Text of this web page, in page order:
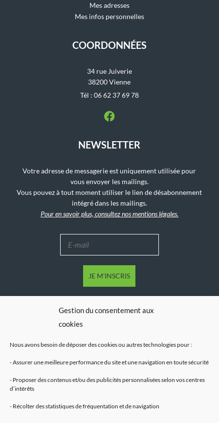
Gestion du consentement aux
cookies
Nous avons besoin de déposer des cookies ou autres technologies pour :
- Assurer une meilleure performance du site et une navigation en toute sécurité
- Proposer des contenus et/ou des publicités personnalisées selon vos centres
d’intérêts
- Récolter des statistiques de fréquentation et de navigation
Mes adresses
Mes infos personnelles
COORDONNÉES
34 rue Juiverie
38200 Vienne
Tél : 06 62 37 69 78
NEWSLETTER
Votre adresse de messagerie est uniquement utilisée pour
vous envoyer les mailings.
Vous pouvez à tout moment utiliser le lien de désabonnement
intégré dans les mailings.
Pour en savoir plus, consultez nos mentions légales.
Mentions légales